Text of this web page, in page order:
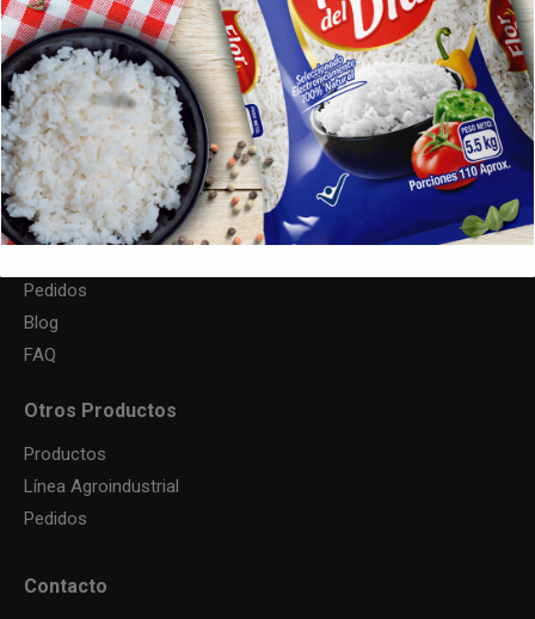
para que llegue lo mejor a tus platos. Disfruta de nuestras
marcasArroz Leopardo,Arroz Comuneros,Arroz Flor del
DíayArroz Pa Todo
Menú
Inicio
Quienes Somos
Pedidos
Blog
FAQ
Otros Productos
Productos
Línea Agroindustrial
Pedidos
Contacto